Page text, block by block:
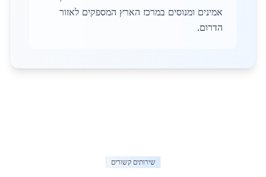
אמינים ומנוסים במרכז הארץ המספקים לאזור
הדרום.
שירותים קשורים